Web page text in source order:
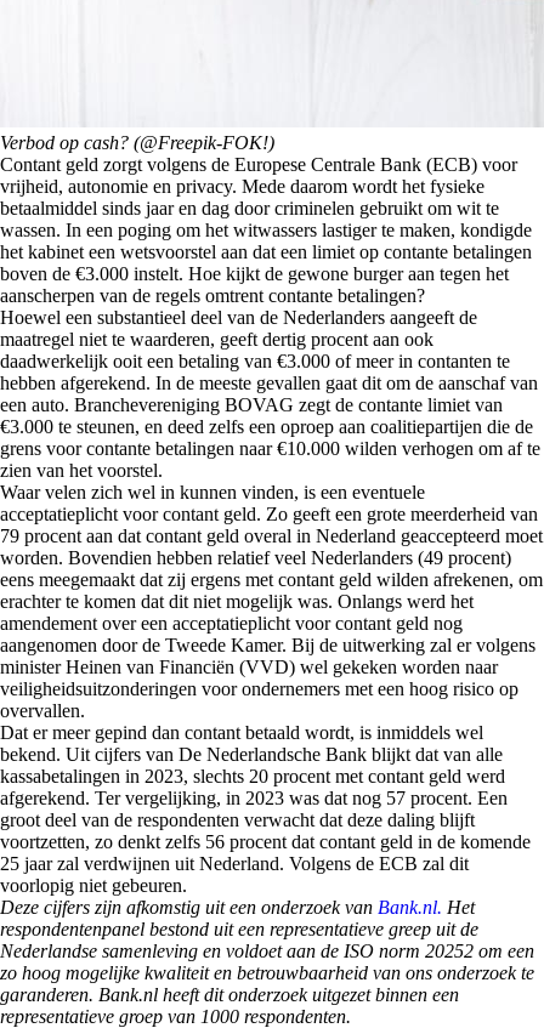
Verbod op cash? (@Freepik-FOK!)
Contant geld zorgt volgens de Europese Centrale Bank (ECB) voor
vrijheid, autonomie en privacy. Mede daarom wordt het fysieke
betaalmiddel sinds jaar en dag door criminelen gebruikt om wit te
wassen. In een poging om het witwassers lastiger te maken, kondigde
het kabinet een wetsvoorstel aan dat een limiet op contante betalingen
boven de €3.000 instelt. Hoe kijkt de gewone burger aan tegen het
aanscherpen van de regels omtrent contante betalingen?
Hoewel een substantieel deel van de Nederlanders aangeeft de
maatregel niet te waarderen, geeft dertig procent aan ook
daadwerkelijk ooit een betaling van €3.000 of meer in contanten te
hebben afgerekend. In de meeste gevallen gaat dit om de aanschaf van
een auto. Branchevereniging BOVAG zegt de contante limiet van
€3.000 te steunen, en deed zelfs een oproep aan coalitiepartijen die de
grens voor contante betalingen naar €10.000 wilden verhogen om af te
zien van het voorstel.
Waar velen zich wel in kunnen vinden, is een eventuele
acceptatieplicht voor contant geld. Zo geeft een grote meerderheid van
79 procent aan dat contant geld overal in Nederland geaccepteerd moet
worden. Bovendien hebben relatief veel Nederlanders (49 procent)
eens meegemaakt dat zij ergens met contant geld wilden afrekenen, om
erachter te komen dat dit niet mogelijk was. Onlangs werd het
amendement over een acceptatieplicht voor contant geld nog
aangenomen door de Tweede Kamer. Bij de uitwerking zal er volgens
minister Heinen van Financiën (VVD) wel gekeken worden naar
veiligheidsuitzonderingen voor ondernemers met een hoog risico op
overvallen.
Dat er meer gepind dan contant betaald wordt, is inmiddels wel
bekend. Uit cijfers van De Nederlandsche Bank blijkt dat van alle
kassabetalingen in 2023, slechts 20 procent met contant geld werd
afgerekend. Ter vergelijking, in 2023 was dat nog 57 procent. Een
groot deel van de respondenten verwacht dat deze daling blijft
voortzetten, zo denkt zelfs 56 procent dat contant geld in de komende
25 jaar zal verdwijnen uit Nederland. Volgens de ECB zal dit
voorlopig niet gebeuren.
Deze cijfers zijn afkomstig uit een onderzoek van Bank.nl. Het
respondentenpanel bestond uit een representatieve greep uit de
Nederlandse samenleving en voldoet aan de ISO norm 20252 om een
zo hoog mogelijke kwaliteit en betrouwbaarheid van ons onderzoek te
garanderen. Bank.nl heeft dit onderzoek uitgezet binnen een
representatieve groep van 1000 respondenten.